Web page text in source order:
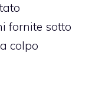
fornite sotto
colpo